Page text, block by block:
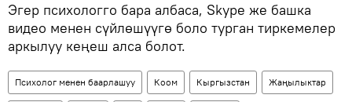
Эгер психологго бара албаса, Skype же башка
видео менен сүйлөшүүгө боло турган тиркемелер
аркылуу кеңеш алса болот.
Психолог менен баарлашуу Коом Кыргызстан Жаңылыктар